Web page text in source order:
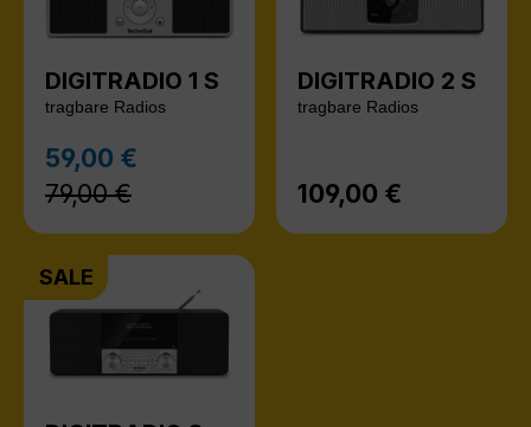
DIGITRADIO 1 S
tragbare Radios
Verkaufspreis:
59,00 €
79,00 €
DIGITRADIO 2 S
tragbare Radios
Regulärer Preis:
109,00 €
SALE